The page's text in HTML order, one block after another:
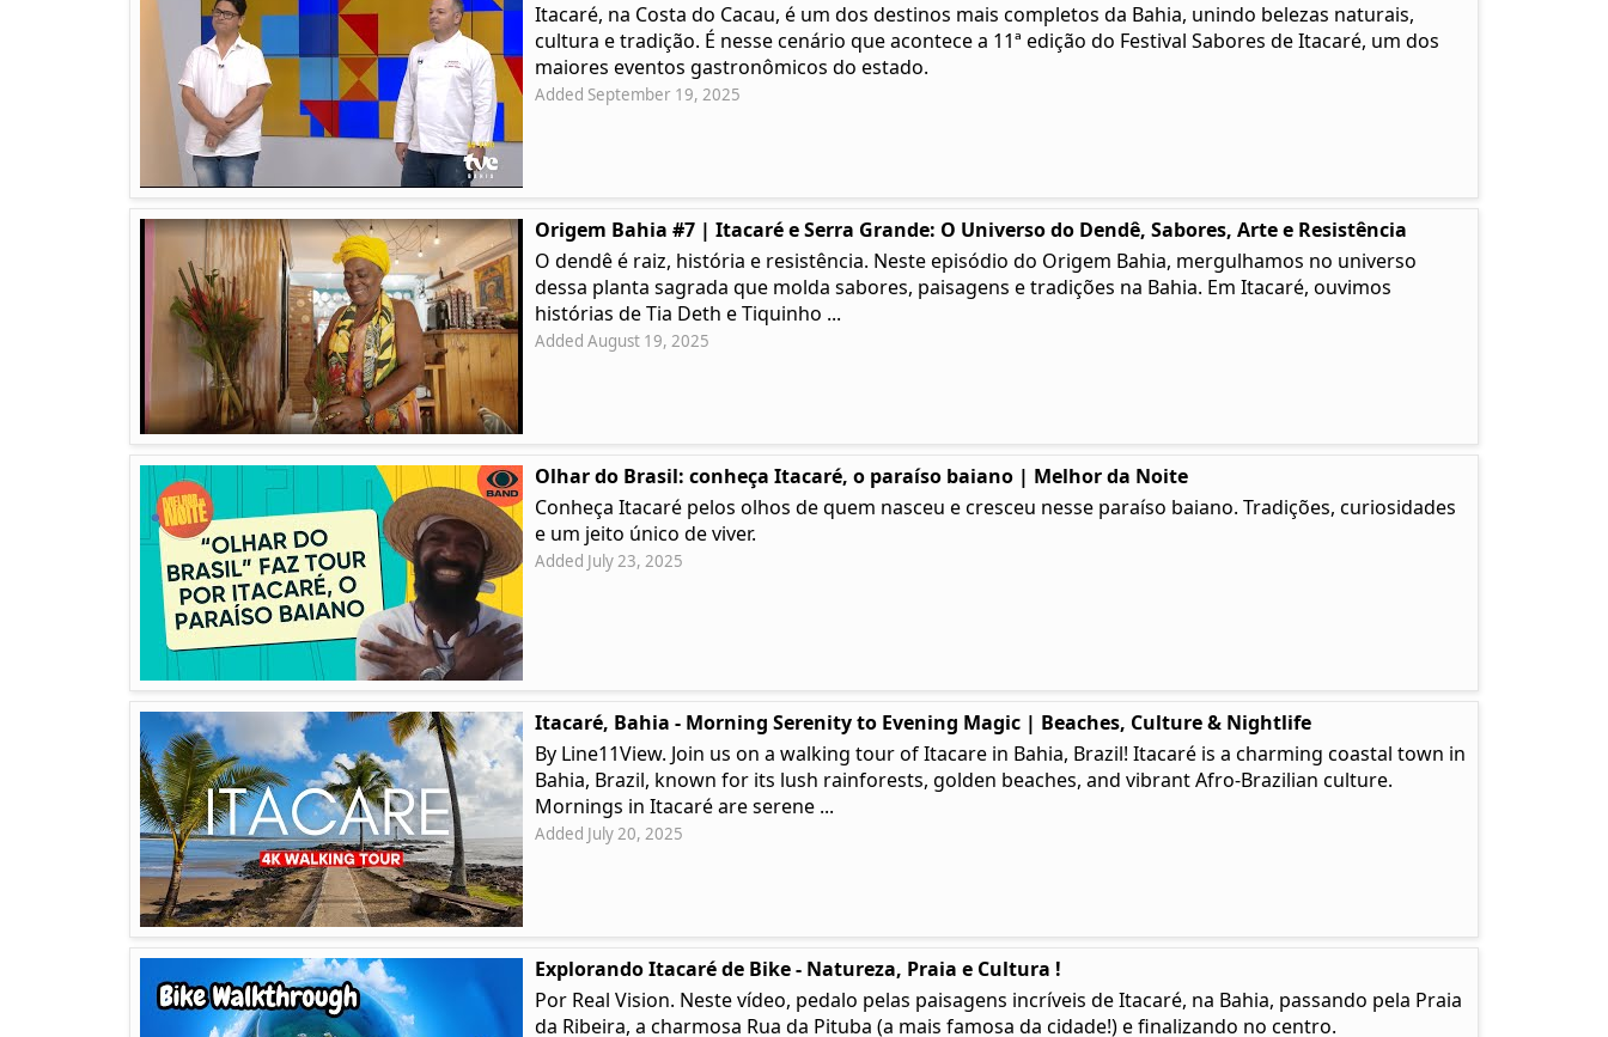
Itacaré, na Costa do Cacau, é um dos destinos mais completos da Bahia, unindo belezas naturais,
cultura e tradição. É nesse cenário que acontece a 11ª edição do Festival Sabores de Itacaré, um dos
maiores eventos gastronômicos do estado.
Added September 19, 2025
Origem Bahia #7 | Itacaré e Serra Grande: O Universo do Dendê, Sabores, Arte e Resistência
O dendê é raiz, história e resistência. Neste episódio do Origem Bahia, mergulhamos no universo
dessa planta sagrada que molda sabores, paisagens e tradições na Bahia. Em Itacaré, ouvimos
histórias de Tia Deth e Tiquinho ...
Added August 19, 2025
Olhar do Brasil: conheça Itacaré, o paraíso baiano | Melhor da Noite
Conheça Itacaré pelos olhos de quem nasceu e cresceu nesse paraíso baiano. Tradições, curiosidades
e um jeito único de viver.
Added July 23, 2025
Itacaré, Bahia - Morning Serenity to Evening Magic | Beaches, Culture & Nightlife
By Line11View. Join us on a walking tour of Itacare in Bahia, Brazil! Itacaré is a charming coastal town in
Bahia, Brazil, known for its lush rainforests, golden beaches, and vibrant Afro-Brazilian culture.
Mornings in Itacaré are serene ...
Added July 20, 2025
Explorando Itacaré de Bike - Natureza, Praia e Cultura !
Por Real Vision. Neste vídeo, pedalo pelas paisagens incríveis de Itacaré, na Bahia, passando pela Praia
da Ribeira, a charmosa Rua da Pituba (a mais famosa da cidade!) e finalizando no centro.